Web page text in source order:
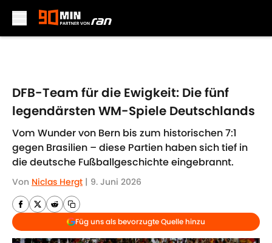
DFB-Team für die Ewigkeit: Die fünf
legendärsten WM-Spiele Deutschlands
Vom Wunder von Bern bis zum historischen 7:1
gegen Brasilien – diese Partien haben sich tief in
die deutsche Fußballgeschichte eingebrannt.
Von Niclas Hergt | 9. Juni 2026
Füg uns als bevorzugte Quelle hinzu